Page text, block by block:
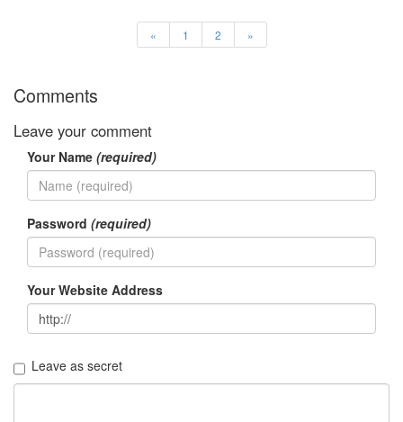
« 1 2 »
Comments
Leave your comment
Your Name (required)
Password (required)
Your Website Address
Leave as secret